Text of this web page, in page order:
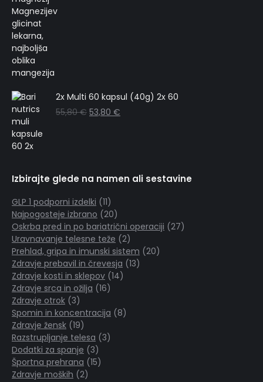
2x Multi 60 kapsul (40g) 2x 60
55,80€ 53,80 €
Izbirajte glede na namen ali sestavine
GLP 1 podporni izdelki 1111
izdelkov
Najpogosteje izbrano 2020
izdelkov
Oskrba pred in po bariatrični operaciji 2727
Uravnavanje telesne teže 22
izdelka
Prehlad, gripa in imunski sistem 2020
Zdravje prebavil in črevesja 1313
Zdravje kosti in sklepov 1414
Zdravje srca in ožilja 1616
Zdravje otrok 33
izdelki
Spomin in koncentracija 88
Zdravje žensk 1919
izdelkov
Razstrupljanje telesa 33
Dodatki za spanje 33
izdelki
Športna prehrana 1515
Zdravje moških 22